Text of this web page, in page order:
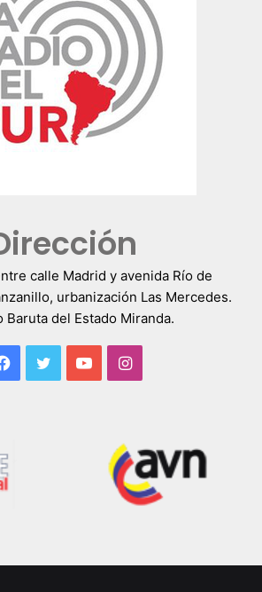
calle Madrid y avenida Río de
urbanización Las Mercedes.
Baruta del Estado Miranda.
Facebook
TwitterYouTubeInstagram